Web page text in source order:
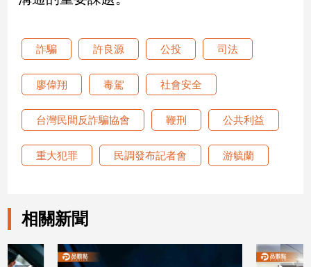
星
生
活
建
設
旅
詐騙 許良源 公投 司法
廖偉翔 毒駕 社會安全
台灣民間反詐騙協會 鞭刑 公共利益
重大犯罪 民調發布記者會 游毓蘭
相關新聞